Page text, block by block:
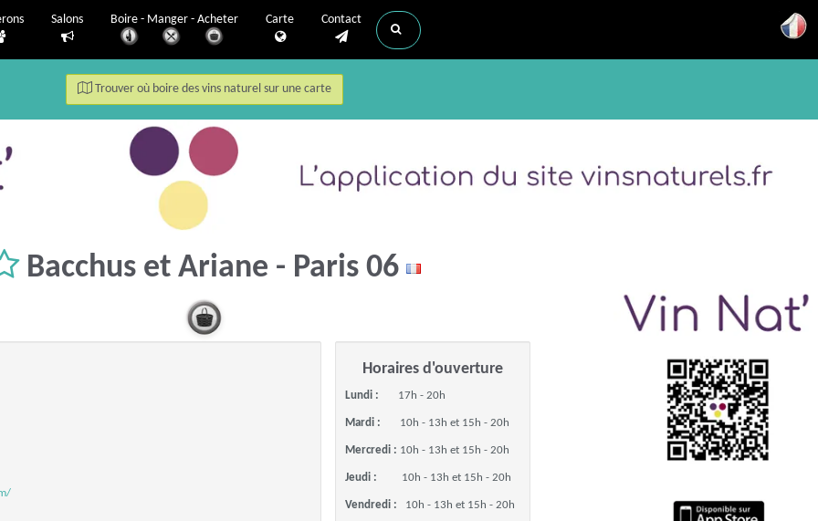
Salons Boire - Manger - Acheter Carte Contact
Trouver où boire des vins naturel sur une carte
Bacchus et Ariane - Paris 06
Horaires d'ouverture
Lundi : 17h - 20h
Mardi : 10h - 13h et 15h - 20h
Mercredi : 10h - 13h et 15h - 20h
Jeudi : 10h - 13h et 15h - 20h
Vendredi : 10h - 13h et 15h - 20h